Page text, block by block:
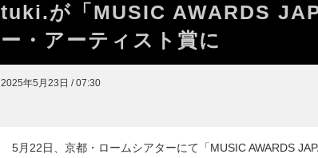
tuki.が「MUSIC AWARDS
ー・アーティスト賞に
2025年5月23日 / 07:30
5月22日、京都・ロームシアターにて「MUSIC AWARDS